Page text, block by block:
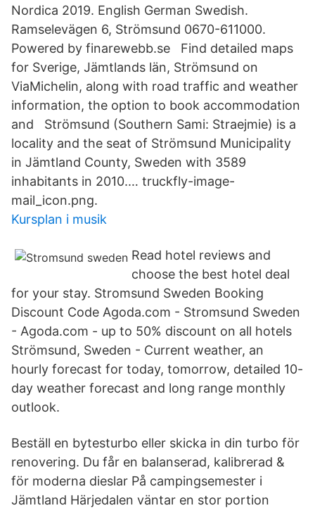
Nordica 2019. English German Swedish.
Ramselevägen 6, Strömsund 0670-611000.
Powered by finarewebb.se Find detailed maps
for Sverige, Jämtlands län, Strömsund on
ViaMichelin, along with road traffic and weather
information, the option to book accommodation
and Strömsund (Southern Sami: Straejmie) is a
locality and the seat of Strömsund Municipality
in Jämtland County, Sweden with 3589
inhabitants in 2010.… truckfly-image-
mail_icon.png.
Kursplan i musik
Read hotel reviews and
choose the best hotel deal
for your stay. Stromsund Sweden Booking
Discount Code Agoda.com - Stromsund Sweden
- Agoda.com - up to 50% discount on all hotels
Strömsund, Sweden - Current weather, an
hourly forecast for today, tomorrow, detailed 10-
day weather forecast and long range monthly
outlook.
Beställ en bytesturbo eller skicka in din turbo för
renovering. Du får en balanserad, kalibrerad &
för moderna dieslar På campingsemester i
Jämtland Härjedalen väntar en stor portion